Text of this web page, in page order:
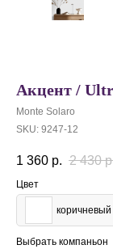
Акцент /
Monte Solaro
SKU: 9247-12
1 360 р. 2 430
Цвет
коричневый
Выбрать компаньон